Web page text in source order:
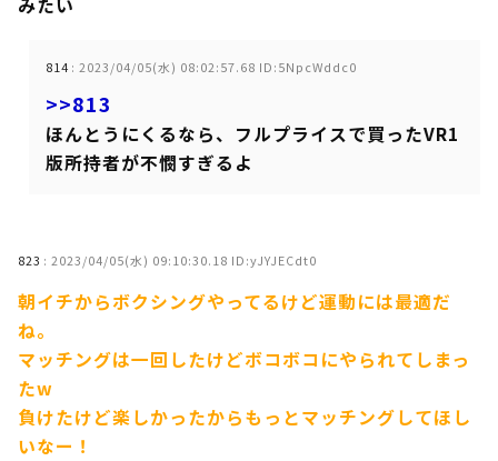
814 : 2023/04/05(水) 08:02:57.68 ID:5NpcWddc0
>>813
ほんとうにくるなら、フルプライスで買ったVR1
版所持者が不憫すぎるよ
823 : 2023/04/05(水) 09:10:30.18 ID:yJYJECdt0
朝イチからボクシングやってるけど運動には最適だ
ね。
マッチングは一回したけどボコボコにやられてしまっ
たw
負けたけど楽しかったからもっとマッチングしてほし
いなー！